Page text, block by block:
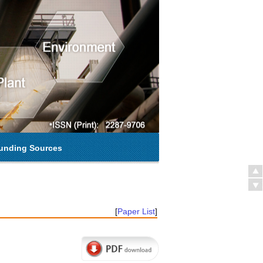
Sources
[Paper List]